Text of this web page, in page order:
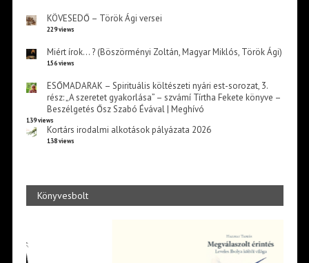
KÖVESEDŐ – Török Ági versei
229 views
Miért írok… ? (Böszörményi Zoltán, Magyar Miklós, Török Ági)
156 views
ESŐMADARAK – Spirituális költészeti nyári est-sorozat, 3.
rész: „A szeretet gyakorlása” – szvámí Tírtha Fekete könyve –
Beszélgetés Ősz Szabó Évával | Meghívó
139 views
Kortárs irodalmi alkotások pályázata 2026
138 views
Könyvesbolt